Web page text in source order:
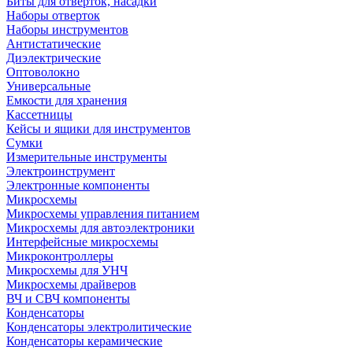
Наборы отверток
Наборы инструментов
Антистатические
Диэлектрические
Оптоволокно
Универсальные
Емкости для хранения
Кассетницы
Кейсы и ящики для инструментов
Сумки
Измерительные инструменты
Электроинструмент
Электронные компоненты
Микросхемы
Микросхемы управления питанием
Микросхемы для автоэлектроники
Интерфейсные микросхемы
Микроконтроллеры
Микросхемы для УНЧ
Микросхемы драйверов
ВЧ и СВЧ компоненты
Конденсаторы
Конденсаторы электролитические
Конденсаторы керамические